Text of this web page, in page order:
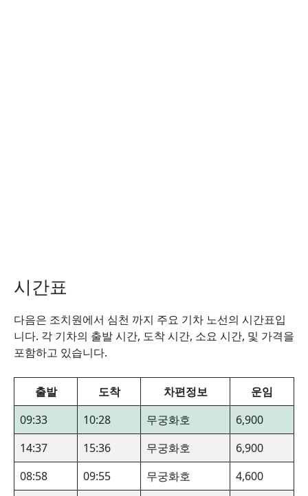
시간표
다음은 조치원에서 심천 까지 주요 기차 노선의 시간표입
니다. 각 기차의 출발 시간, 도착 시간, 소요 시간, 및 가격을
포함하고 있습니다.
출발 도착 차편정보
운임
09:33
10:28 무궁화호
6,900
14:37
15:36 무궁화호
6,900
08:58
09:55 무궁화호
4,600